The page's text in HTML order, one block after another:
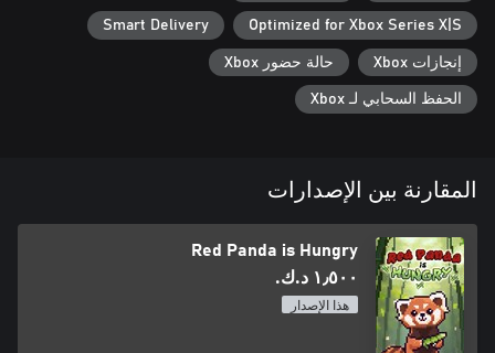
Optimized for Xbox Series X|S
Smart Delivery
إنجازات Xbox حالة حضور Xbox
الحفظ السحابي لـ Xbox
المقارنة بين الإصدارات
Red Panda is Hungry
١٫٥٠٠ د.ك.‏
هذا الإصدار